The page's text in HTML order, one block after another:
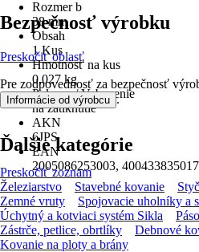
Rozmer b
38 mm
Obsah
1 Kus
Hmotnosť na kus
0,027 kg
Pokyny / Vybavenie
na zatĺknutie
AKN
6JPS
EAN
2005086253003,
Bezpečnosť výrobku
Preskočiť oblasť
Pre zodpovednosť za bezpečnosť
Informácie od výrobcu .
Ďalšie kategórie
Preskočiť zoznam
Železiarstvo
Stavebné kovanie
Zemné vruty
Spojovacie uholníky a
Úchytný a kotviaci systém Sikla
Zástrče, petlice, obrtlíky
Debnové
Kovanie na ploty a brány